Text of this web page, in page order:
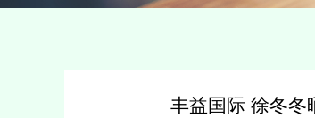
丰益国际 徐冬冬